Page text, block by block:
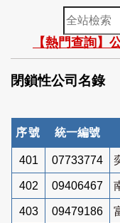
全
站
檢
索
【熱門查詢】
閉鎖性公司名錄
序號 統一編號
401 07733774
402 09406467
403 09479186